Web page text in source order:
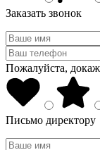
Заказать звонок
Пожалуйста,
Письмо директору